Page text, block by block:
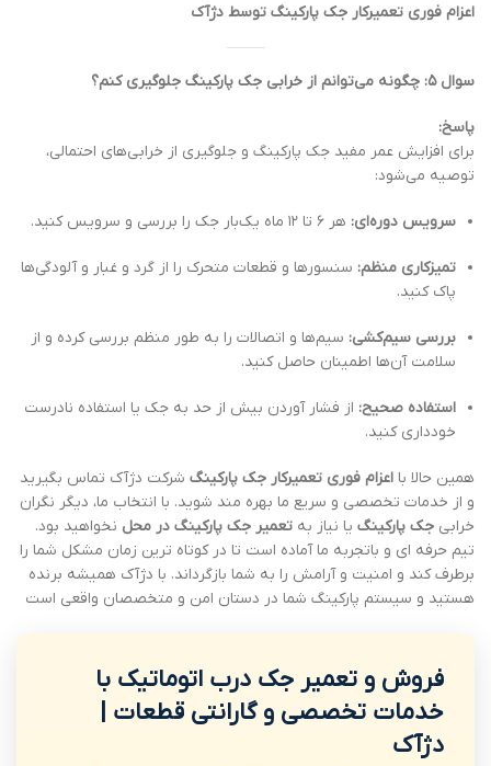
اعزام فوری تعمیرکار جک پارکینگ توسط دژآک
سوال ۵: چگونه می‌توانم از خرابی جک پارکینگ جلوگیری کنم؟
پاسخ:
برای افزایش عمر مفید جک پارکینگ و جلوگیری از خرابی‌های احتمالی،
توصیه می‌شود:
سرویس دوره‌ای: هر ۶ تا ۱۲ ماه یک‌بار جک را بررسی و سرویس کنید.
تمیزکاری منظم: سنسورها و قطعات متحرک را از گرد و غبار و آلودگی‌ها
پاک کنید.
بررسی سیم‌کشی: سیم‌ها و اتصالات را به طور منظم بررسی کرده و از
سلامت آن‌ها اطمینان حاصل کنید.
استفاده صحیح: از فشار آوردن بیش از حد به جک یا استفاده نادرست
خودداری کنید.
همین حالا با اعزام فوری تعمیرکار جک پارکینگ شرکت دژآک تماس بگیرید
و از خدمات تخصصی و سریع ما بهره مند شوید. با انتخاب ما، دیگر نگران
خرابی جک پارکینگ یا نیاز به تعمیر جک پارکینگ در محل نخواهید بود.
تیم حرفه ای و باتجربه ما آماده است تا در کوتاه ترین زمان مشکل شما را
برطرف کند و امنیت و آرامش را به شما بازگرداند. با دژآک همیشه برنده
هستید و سیستم پارکینگ شما در دستان امن و متخصصان واقعی است
فروش و تعمیر جک درب اتوماتیک با
خدمات تخصصی و گارانتی قطعات |
دژآک